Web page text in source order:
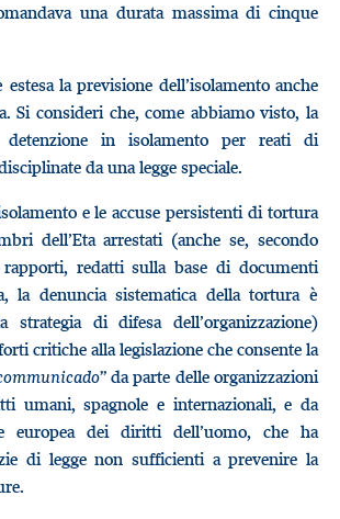
una durata massima di cinque
estesa la previsione dell’isolamento anche
Si consideri che, come abbiamo visto, la
detenzione in isolamento per reati di
da una legge speciale.
e le accuse persistenti di tortura
dell’Eta arrestati (anche se, secondo
redatti sulla base di documenti
la denuncia sistematica della tortura è
strategia di difesa dell’organizzazione)
critiche alla legislazione che consente la
” da parte delle organizzazioni
umani, spagnole e internazionali, e da
europea dei diritti dell’uomo, che ha
di legge non sufficienti a prevenire la